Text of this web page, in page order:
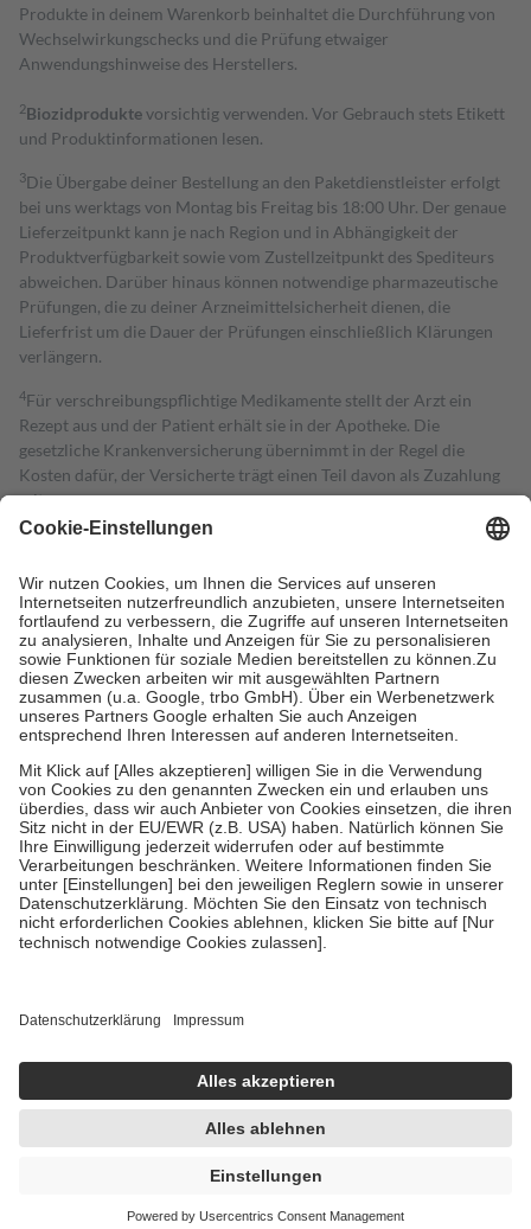
Produkte in deinem Warenkorb beinhaltet die Durchführung von
Wechselwirkungschecks und die Prüfung etwaiger
Anwendungshinweise des Herstellers.
2Biozidproduktevorsichtig verwenden. Vor Gebrauch stets Etikett
und Produktinformationen lesen.
3Die Übergabe deiner Bestellung an den Paketdienstleister erfolgt
bei uns werktags von Montag bis Freitag bis 18:00 Uhr. Der genaue
Lieferzeitpunkt kann je nach Region und in Abhängigkeit der
Produktverfügbarkeit sowie vom Zustellzeitpunkt des Spediteurs
abweichen. Darüber hinaus können notwendige pharmazeutische
Prüfungen, die zu deiner Arzneimittelsicherheit dienen, die
Lieferfrist um die Dauer der Prüfungen einschließlich Klärungen
verlängern.
4Für verschreibungspflichtige Medikamente stellt der Arzt ein
Rezept aus und der Patient erhält sie in der Apotheke. Die
gesetzliche Krankenversicherung übernimmt in der Regel die
Kosten dafür, der Versicherte trägt einen Teil davon als Zuzahlung
mit.
Grundsätzlich leisten Mitglieder Zuzahlungen in Höhe von zehn
höchstens zehn Euro.
Es sind jedoch nie mehr als die tatsächlichen
Kosten der Leistung zu entrichten.
Diese Regeln gelten grundsätzlich auch für Online-Apotheken.
Bei Heilmitteln und häuslicher Krankenpflege beträgt die
Zuzahlung zehn Prozent der Kosten sowie zehn Euro je
Verordnung.
Um das Engagement der Versicherten für ihre eigene Gesundheit zu
stärken und die besondere Stellung der Familie zu unterstützen,
fallenkeine Zuzahlungenan bei:
• Kindern und Jugendlichen bis zum vollendeten 18. Lebensjahr
mit Ausnahme der Fahrkosten
• Untersuchungen zur Vorsorge und Früherkennung, die von der
GKV getragen werden
• empfohlenen Schutzimpfungen
• Harn- und Blutteststreifen
getroffen, um sicherzustellen, dass es sich um echte Bewertungen
https://help.etrusted.com/hc/de/articles/4419944605341
Einige Bilder und Inhalte wurden unter Zuhilfenahme künstlicher